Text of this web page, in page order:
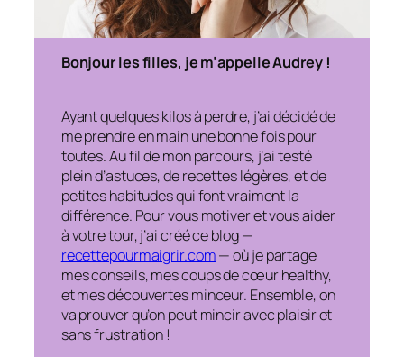
Bonjour les filles, je m’appelle Audrey !
Ayant quelques kilos à perdre, j’ai décidé de
me prendre en main une bonne fois pour
toutes. Au fil de mon parcours, j’ai testé
plein d’astuces, de recettes légères, et de
petites habitudes qui font vraiment la
différence. Pour vous motiver et vous aider
à votre tour, j’ai créé ce blog —
recettepourmaigrir.com— où je partage
mes conseils, mes coups de cœur healthy,
et mes découvertes minceur. Ensemble, on
va prouver qu’on peut mincir avec plaisir et
sans frustration !